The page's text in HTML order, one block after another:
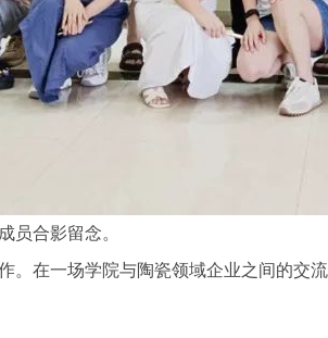
员合影留念。
。在一场学院与陶瓷领域企业之间的